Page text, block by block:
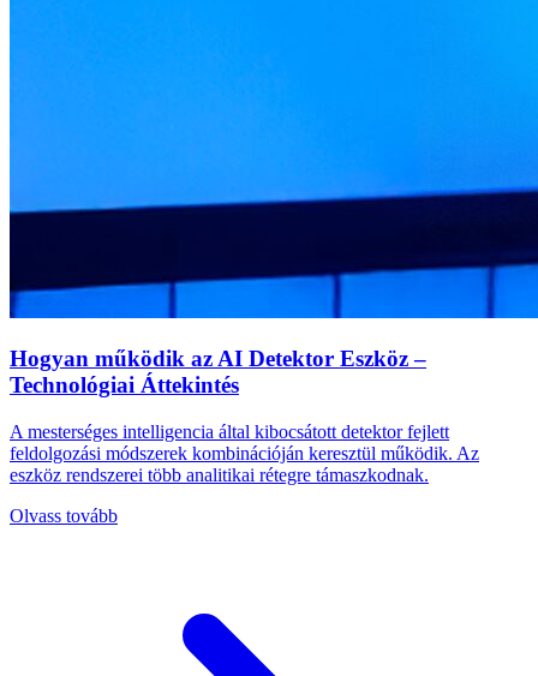
Hogyan működik az AI Detektor Eszköz –
Technológiai Áttekintés
A mesterséges intelligencia által kibocsátott detektor fejlett
feldolgozási módszerek kombinációján keresztül működik. Az
eszköz rendszerei több analitikai rétegre támaszkodnak.
Olvass tovább